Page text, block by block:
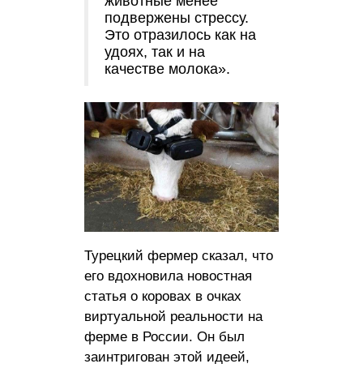
подвержены стрессу.
Это отразилось как на
удоях, так и на
качестве молока».
Турецкий фермер сказал, что
его вдохновила новостная
статья о коровах в очках
виртуальной реальности на
ферме в России. Он был
заинтригован этой идеей,